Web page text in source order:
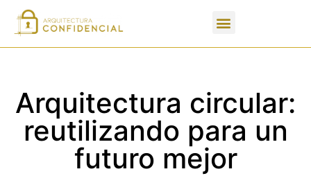
Arquitectura circular:
reutilizando para un
futuro mejor